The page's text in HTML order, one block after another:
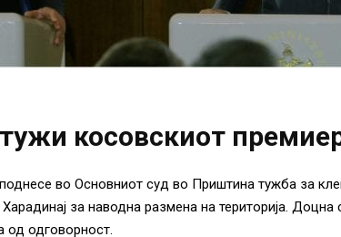
косовскиот
во Основниот суд во Приштина тужба за
за наводна размена на територија. Доцна
од одговорност.